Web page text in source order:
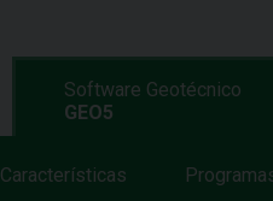
Software Geotécnico
GEO5
Características